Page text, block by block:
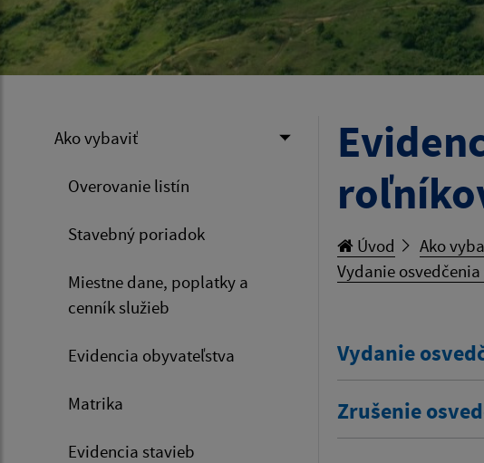
Ako vybaviť
Overovanie listín
Stavebný poriadok
Miestne dane, poplatky a
cenník služieb
Evidencia obyvateľstva
Matrika
Evidencia stavieb
Úvod Ako
Vydanie
Vydanie
Zrušenie